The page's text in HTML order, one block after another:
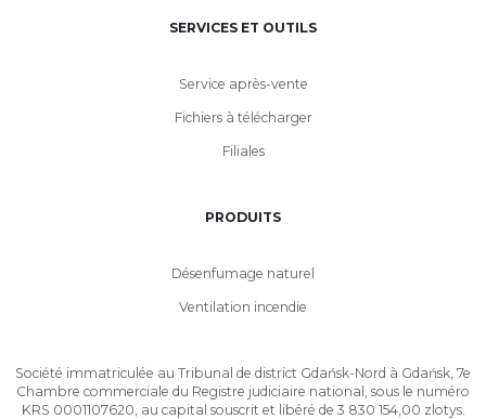
SERVICES ET OUTILS
Service après-vente
Fichiers à télécharger
Filiales
PRODUITS
Désenfumage naturel
Ventilation incendie
Société immatriculée au Tribunal de district Gdańsk-Nord à Gdańsk, 7e
Chambre commerciale du Registre judiciaire national, sous le numéro
KRS 0001107620, au capital souscrit et libéré de 3 830 154,00 zlotys.